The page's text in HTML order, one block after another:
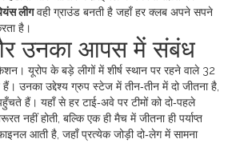
लीगवही ग्राउंड बनती है जहाँ हर क्लब अपने सपने
है।
उनका आपस में संबंध
। यूरोप के बड़े लीगों में शीर्ष स्थान पर रहने वाले 32
उनका उद्देश्य ग्रुप स्टेज में तीन‑तीन में दो जीतना है,
हैं। यहाँ से हर टाई‑अवे पर टीमों को दो‑पहले
नहीं होती, बल्कि एक ही मैच में जीतना ही पर्याप्त
आती है, जहाँ प्रत्येक जोड़ी दो‑लेग में सामना